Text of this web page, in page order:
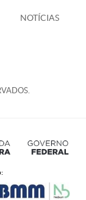
NOTÍCIAS